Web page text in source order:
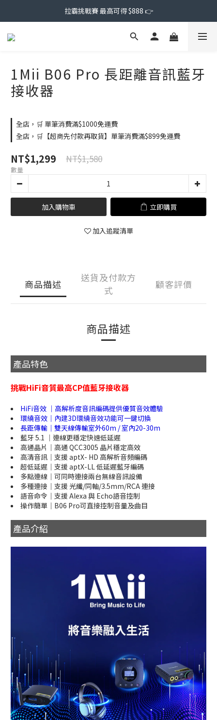
拉霸挑戰賽 最高可得 $888 👉
1Mii B06 Pro 長距離音訊藍牙
接收器
全店，🛒 單筆消費滿$1000免運費
全店，🛒【超商先付款再取貨】單筆消費滿$899免運費
NT$1,299 NT$1,580
數量
加入購物車 立即購買
加入追蹤清單
商品描述
送貨及付款方
式
顧客評價
商品描述
產品特色
挑戰HiFi音質最高CP值藍牙接收器
HiFi音效 ｜高解析度音訊編碼提供優質音效體驗
環繞音效｜內建3D環繞音效功能可一鍵切換
長距傳輸｜雙天線傳輸室外60m / 室內20-30m
藍牙 5.1 ｜連線更穩定快速低延遲
高通晶片｜高通 QCC3005 晶片穩定高效
高清音訊｜支援 aptX- HD 高解析音頻編碼
超低延遲｜支援 aptX-LL 低延遲藍牙編碼
多點連線｜可同時連接兩台無線音訊設備
多種連接｜支援 光纖/同軸/3.5mm/RCA 連接
語音命令｜支援 Alexa 與 Echo語音控制
操作簡單｜B06 Pro可直接控制音量及曲目
產品介紹